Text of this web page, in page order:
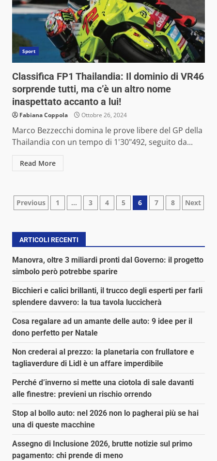
Sport
Classifica FP1 Thailandia: Il dominio di VR46
sorprende tutti, ma c’è un altro nome
inaspettato accanto a lui!
Fabiana Coppola Ottobre 26, 2024
Marco Bezzecchi domina le prove libere del GP della
Thailandia con un tempo di 1'30"492, seguito da...
Read More
Paginazione
articoli
Previous 1 … 3 4 5 6 7 8 Next
ARTICOLI RECENTI
Manovra, oltre 3 miliardi pronti dal Governo: il progetto
simbolo però potrebbe sparire
Bicchieri e calici brillanti, il trucco degli esperti per farli
splendere davvero: la tua tavola luccicherà
Cosa regalare ad un amante delle auto: 9 idee per il
dono perfetto per Natale
Non crederai al prezzo: la planetaria con frullatore e
tagliaverdure di Lidl è un affare imperdibile
Perché d’inverno si mette una ciotola di sale davanti
alle finestre: previeni un rischio orrendo
Stop al bollo auto: nel 2026 non lo pagherai più se hai
una di queste macchine
Assegno di Inclusione 2026, brutte notizie sul primo
pagamento: chi prende di meno